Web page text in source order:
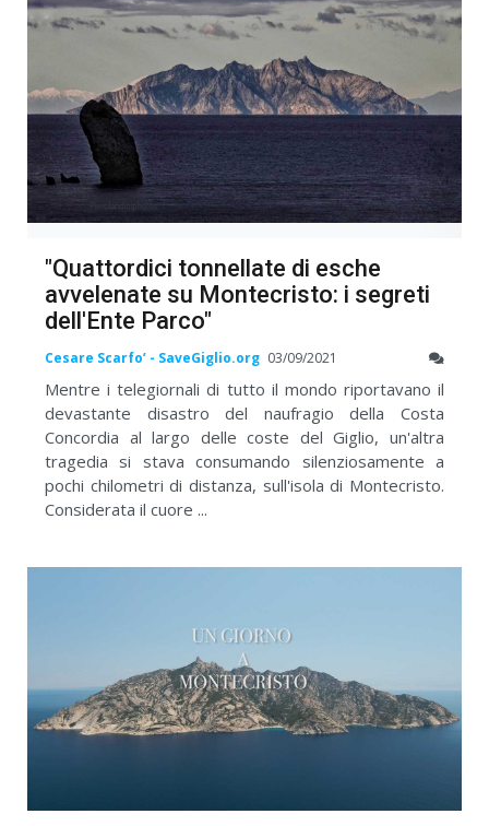
"Quattordici tonnellate di esche
avvelenate su Montecristo: i segreti
dell'Ente Parco"
Cesare Scarfo’ - SaveGiglio.org 03/09/2021
Mentre i telegiornali di tutto il mondo riportavano il
devastante disastro del naufragio della Costa
Concordia al largo delle coste del Giglio, un'altra
tragedia si stava consumando silenziosamente a
pochi chilometri di distanza, sull'isola di Montecristo.
Considerata il cuore ...